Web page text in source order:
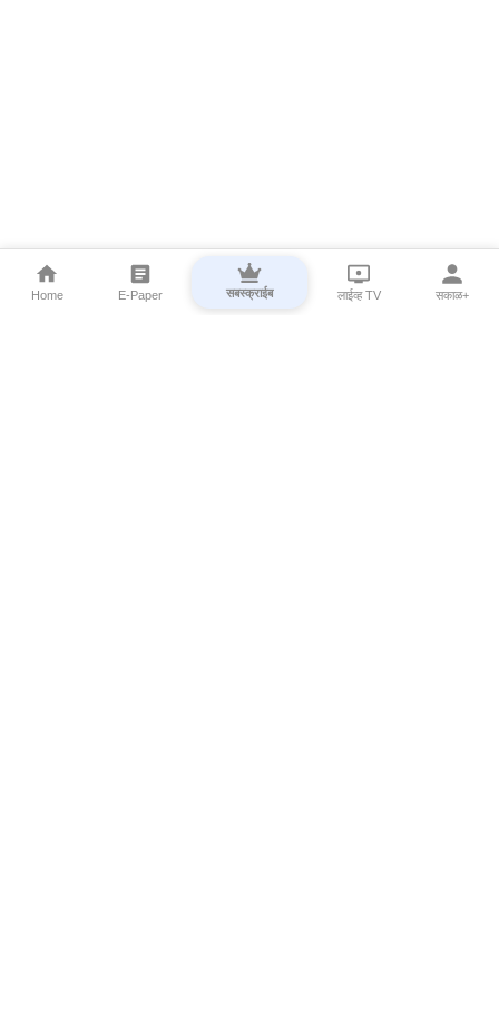
Home E-Paper सबस्क्राईब लाईव्ह TV सकाळ+